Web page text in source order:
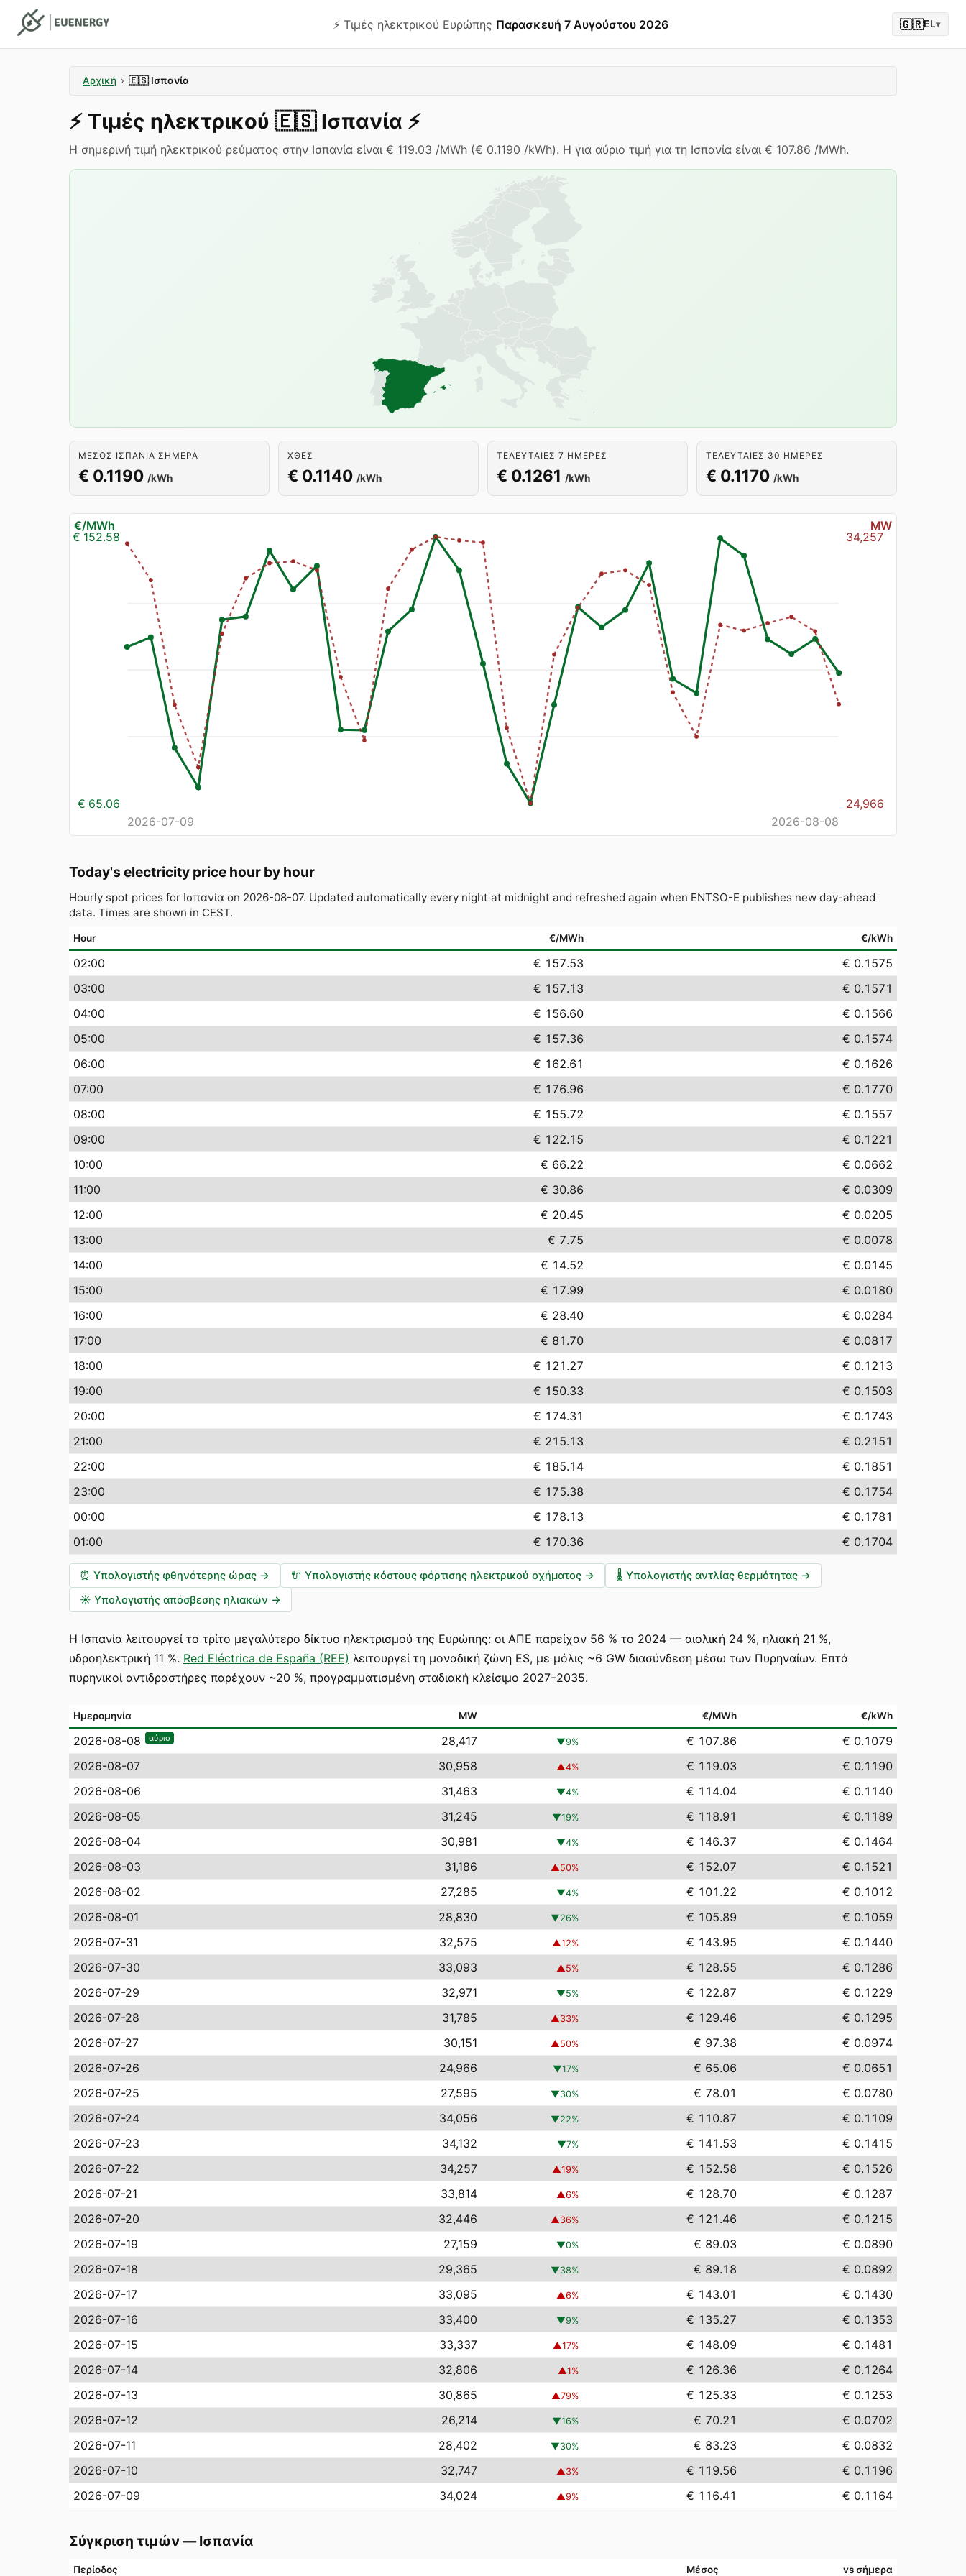
⚡️ Τιμές ηλεκτρικού Ευρώπης Παρασκευή 7 Αυγούστου 2026 🇬🇷EL▾
Αρχική › 🇪🇸 Ισπανία
⚡️ Τιμές ηλεκτρικού 🇪🇸 Ισπανία ⚡️
Η σημερινή τιμή ηλεκτρικού ρεύματος στην Ισπανία είναι € 119.03 /MWh (€ 0.1190 /kWh). Η για αύριο τιμή για τη Ισπανία είναι € 107.86 /MWh.
ΜΈΣΟΣ ΙΣΠΑΝΊΑ ΣΉΜΕΡΑ
€ 0.1190 /kWh
ΧΘΕΣ
€ 0.1140 /kWh
ΤΕΛΕΥΤΑΊΕΣ 7 ΗΜΈΡΕΣ
€ 0.1261 /kWh
ΤΕΛΕΥΤΑΊΕΣ 30 ΗΜΈΡΕΣ
€ 0.1170 /kWh
€ 152.58
€ 65.06
€/MWh
34,257
24,966
MW
2026-07-09 2026-08-08
Today's electricity price hour by hour
Hourly spot prices for Ισπανία on 2026-08-07. Updated automatically every night at midnight and refreshed again when ENTSO-E publishes new day-ahead
data. Times are shown in CEST.
Hour €/MWh €/kWh
02:00 € 157.53
€ 0.1575
03:00
€ 157.13
€ 0.1571
04:00
€ 156.60
€ 0.1566
05:00
€ 157.36
€ 0.1574
06:00
€ 162.61
€ 0.1626
07:00
€ 176.96
€ 0.1770
08:00
€ 155.72
€ 0.1557
09:00
€ 122.15
€ 0.1221
10:00
€ 66.22
€ 0.0662
11:00
€ 30.86
€ 0.0309
12:00
€ 20.45
€ 0.0205
13:00
€ 7.75
€ 0.0078
14:00
€ 14.52
€ 0.0145
15:00
€ 17.99
€ 0.0180
16:00
€ 28.40
€ 0.0284
17:00
€ 81.70
€ 0.0817
18:00
€ 121.27
€ 0.1213
19:00
€ 150.33
€ 0.1503
20:00
€ 174.31
€ 0.1743
21:00
€ 215.13
€ 0.2151
22:00
€ 185.14
€ 0.1851
23:00
€ 175.38
€ 0.1754
00:00
€ 178.13
€ 0.1781
01:00
€ 170.36 € 0.1704
⏰ Υπολογιστής φθηνότερης ώρας → 🔌 Υπολογιστής κόστους φόρτισης ηλεκτρικού οχήματος → 🌡️ Υπολογιστής αντλίας θερμότητας →
☀️ Υπολογιστής απόσβεσης ηλιακών →
Η Ισπανία λειτουργεί το τρίτο μεγαλύτερο δίκτυο ηλεκτρισμού της Ευρώπης: οι ΑΠΕ παρείχαν 56 % το 2024 — αιολική 24 %, ηλιακή 21 %,
υδροηλεκτρική 11 %. Red Eléctrica de España (REE) λειτουργεί τη μοναδική ζώνη ES, με μόλις ~6 GW διασύνδεση μέσω των Πυρηναίων. Επτά
πυρηνικοί αντιδραστήρες παρέχουν ~20 %, προγραμματισμένη σταδιακή κλείσιμο 2027–2035.
Ημερομηνία MW €/MWh €/kWh
2026-08-08 αύριο 28,417 ▼9% € 107.86
€ 0.1079
2026-08-07
30,958 ▲4% € 119.03
€ 0.1190
2026-08-06
31,463 ▼4% € 114.04
€ 0.1140
2026-08-05
31,245 ▼19% € 118.91
€ 0.1189
2026-08-04
30,981 ▼4% € 146.37
€ 0.1464
2026-08-03
31,186 ▲50% € 152.07
€ 0.1521
2026-08-02
27,285 ▼4% € 101.22
€ 0.1012
2026-08-01
28,830 ▼26% € 105.89
€ 0.1059
2026-07-31
32,575 ▲12% € 143.95
€ 0.1440
2026-07-30
33,093 ▲5% € 128.55
€ 0.1286
2026-07-29
32,971 ▼5% € 122.87
€ 0.1229
2026-07-28
31,785 ▲33% € 129.46
€ 0.1295
2026-07-27
30,151 ▲50% € 97.38
€ 0.0974
2026-07-26
24,966 ▼17% € 65.06
€ 0.0651
2026-07-25
27,595 ▼30% € 78.01
€ 0.0780
2026-07-24
34,056 ▼22% € 110.87
€ 0.1109
2026-07-23
34,132 ▼7% € 141.53
€ 0.1415
2026-07-22
34,257 ▲19% € 152.58
€ 0.1526
2026-07-21
33,814 ▲6% € 128.70
€ 0.1287
2026-07-20
32,446 ▲36% € 121.46
€ 0.1215
2026-07-19
27,159 ▼0% € 89.03
€ 0.0890
2026-07-18
29,365 ▼38% € 89.18
€ 0.0892
2026-07-17
33,095 ▲6% € 143.01
€ 0.1430
2026-07-16
33,400 ▼9% € 135.27
€ 0.1353
2026-07-15
33,337 ▲17% € 148.09
€ 0.1481
2026-07-14
32,806 ▲1% € 126.36
€ 0.1264
2026-07-13
30,865 ▲79% € 125.33
€ 0.1253
2026-07-12
26,214 ▼16% € 70.21
€ 0.0702
2026-07-11
28,402 ▼30% € 83.23
€ 0.0832
2026-07-10
32,747 ▲3% € 119.56
€ 0.1196
2026-07-09
34,024 ▲9% € 116.41 € 0.1164
Σύγκριση τιμών —Ισπανία
Περίοδος Μέσος vs σήμερα